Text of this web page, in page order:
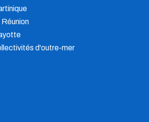
Réunion
d'outre-mer